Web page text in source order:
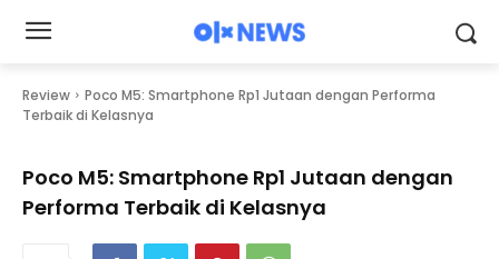
Review
Poco M5: Smartphone Rp1 Jutaan dengan Performa
Terbaik di Kelasnya
Poco M5: Smartphone Rp1 Jutaan dengan
Performa Terbaik di Kelasnya